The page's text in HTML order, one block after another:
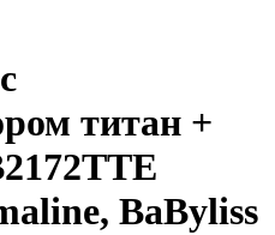
титан +
BaByliss